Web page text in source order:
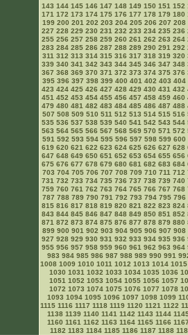
143 144 145 146 147 148 149 150 151 152
171 172 173 174 175 176 177 178 179 180
199 200 201 202 203 204 205 206 207 208
227 228 229 230 231 232 233 234 235 236
255 256 257 258 259 260 261 262 263 264
283 284 285 286 287 288 289 290 291 292
311 312 313 314 315 316 317 318 319 320
339 340 341 342 343 344 345 346 347 348
367 368 369 370 371 372 373 374 375 376
395 396 397 398 399 400 401 402 403 404
423 424 425 426 427 428 429 430 431 432
451 452 453 454 455 456 457 458 459 460
479 480 481 482 483 484 485 486 487 488
507 508 509 510 511 512 513 514 515 516
535 536 537 538 539 540 541 542 543 544
563 564 565 566 567 568 569 570 571 572
591 592 593 594 595 596 597 598 599 600
619 620 621 622 623 624 625 626 627 628
647 648 649 650 651 652 653 654 655 656
675 676 677 678 679 680 681 682 683 684
703 704 705 706 707 708 709 710 711 712
731 732 733 734 735 736 737 738 739 740
759 760 761 762 763 764 765 766 767 768
787 788 789 790 791 792 793 794 795 796
815 816 817 818 819 820 821 822 823 824
843 844 845 846 847 848 849 850 851 852
871 872 873 874 875 876 877 878 879 880
899 900 901 902 903 904 905 906 907 908
927 928 929 930 931 932 933 934 935 936
955 956 957 958 959 960 961 962 963 964
983 984 985 986 987 988 989 990 991
1008 1009 1010 1011 1012 1013 1014 1015
1030 1031 1032 1033 1034 1035 1036
1051 1052 1053 1054 1055 1056 1057
1072 1073 1074 1075 1076 1077 1078
1093 1094 1095 1096 1097 1098 1099
1115 1116 1117 1118 1119 1120 1121 1122
1138 1139 1140 1141 1142 1143 1144
1160 1161 1162 1163 1164 1165 1166
1182 1183 1184 1185 1186 1187 1188